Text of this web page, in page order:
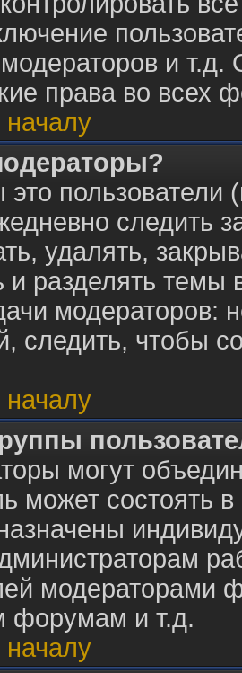
и
права во всех
началу
пользователи
следить
удалять,
разделять темы
модераторов:
следить, чтобы
началу
могут
может состоять
модераторами
форумам и т.д.
началу